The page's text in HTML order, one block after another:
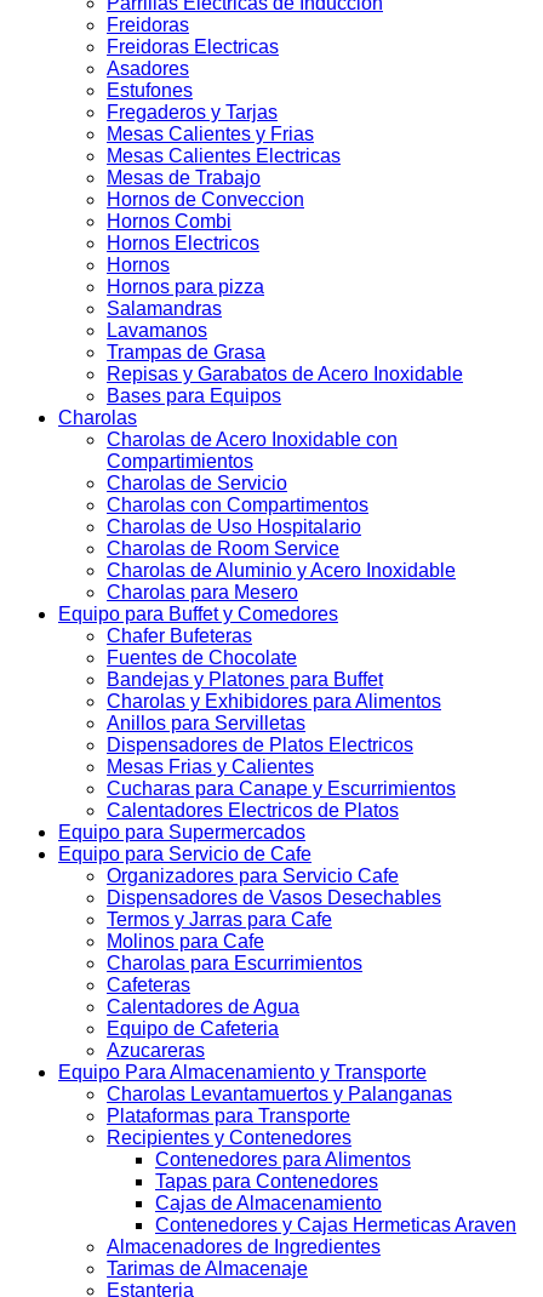
Freidoras
Freidoras Electricas
Asadores
Estufones
Fregaderos y Tarjas
Mesas Calientes y Frias
Mesas Calientes Electricas
Mesas de Trabajo
Hornos de Conveccion
Hornos Combi
Hornos Electricos
Hornos
Hornos para pizza
Salamandras
Lavamanos
Trampas de Grasa
Repisas y Garabatos de Acero Inoxidable
Bases para Equipos
Charolas
Charolas de Acero Inoxidable con
Compartimientos
Charolas de Servicio
Charolas con Compartimentos
Charolas de Uso Hospitalario
Charolas de Room Service
Charolas de Aluminio y Acero Inoxidable
Charolas para Mesero
Equipo para Buffet y Comedores
Chafer Bufeteras
Fuentes de Chocolate
Bandejas y Platones para Buffet
Charolas y Exhibidores para Alimentos
Anillos para Servilletas
Dispensadores de Platos Electricos
Mesas Frias y Calientes
Cucharas para Canape y Escurrimientos
Calentadores Electricos de Platos
Equipo para Supermercados
Equipo para Servicio de Cafe
Organizadores para Servicio Cafe
Dispensadores de Vasos Desechables
Termos y Jarras para Cafe
Molinos para Cafe
Charolas para Escurrimientos
Cafeteras
Calentadores de Agua
Equipo de Cafeteria
Azucareras
Equipo Para Almacenamiento y Transporte
Charolas Levantamuertos y Palanganas
Plataformas para Transporte
Recipientes y Contenedores
Contenedores para Alimentos
Tapas para Contenedores
Cajas de Almacenamiento
Contenedores y Cajas Hermeticas Araven
Almacenadores de Ingredientes
Tarimas de Almacenaje
Estanteria